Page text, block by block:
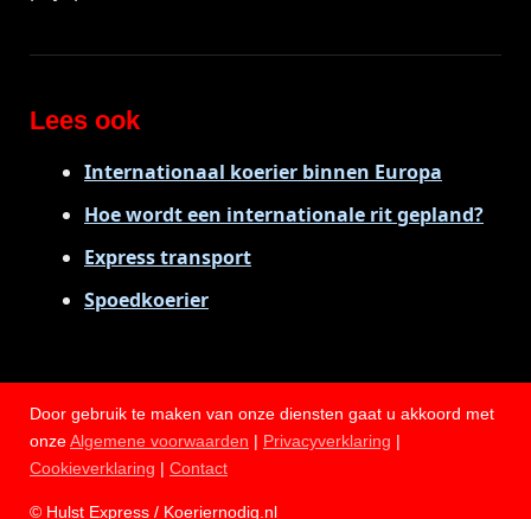
Lees ook
Internationaal koerier binnen Europa
Hoe wordt een internationale rit gepland?
Express transport
Spoedkoerier
Door gebruik te maken van onze diensten gaat u akkoord met
onzeAlgemene voorwaarden | Privacyverklaring |
Cookieverklaring | Contact
© Hulst Express / Koeriernodig.nl